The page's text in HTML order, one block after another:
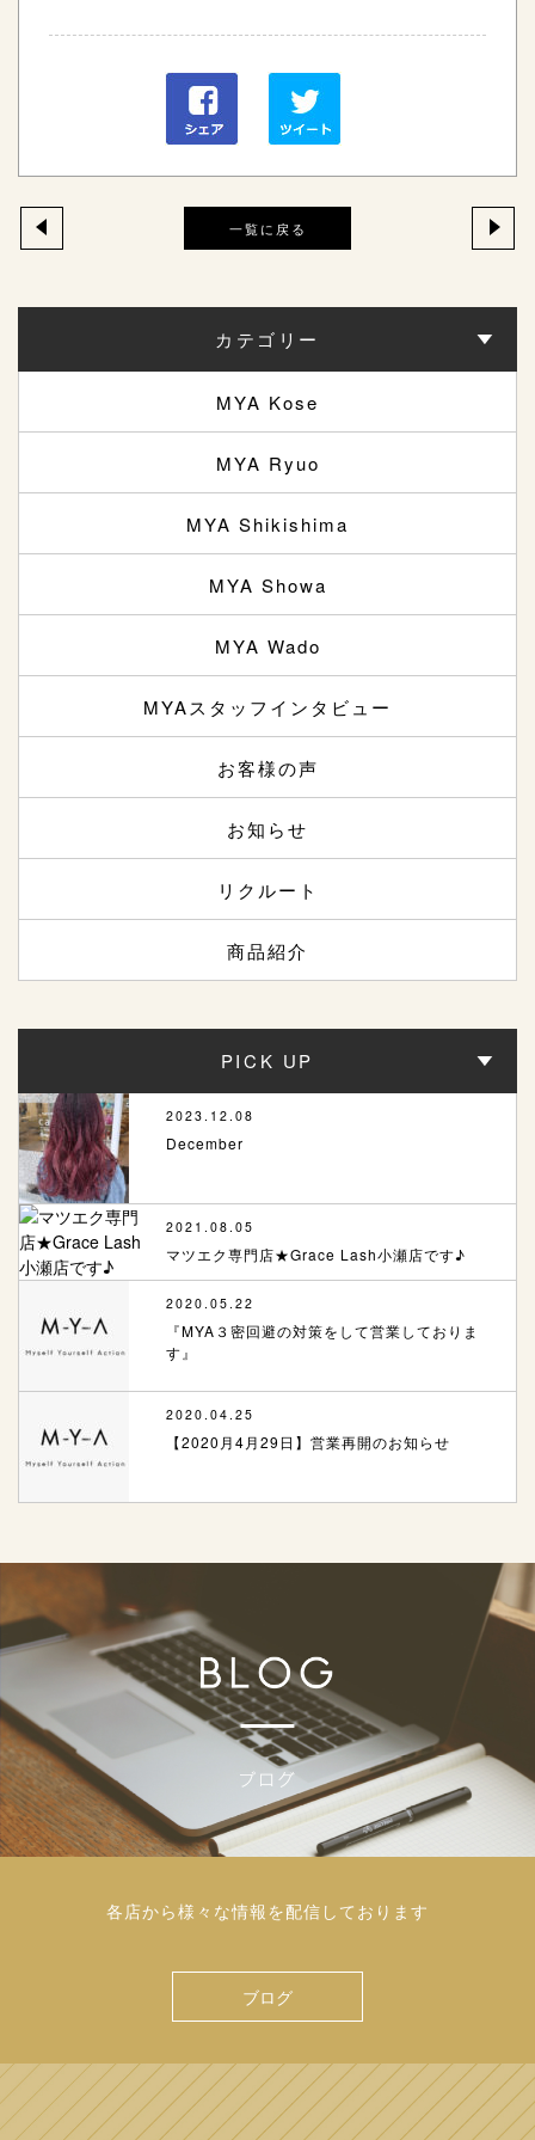
一覧に戻る
カテゴリー
MYA Kose
MYA Ryuo
MYA Shikishima
MYA Showa
MYA Wado
MYAスタッフインタビュー
お客様の声
お知らせ
リクルート
商品紹介
PICK UP
2023.12.08
December
2021.08.05
マツエク専門店★Grace Lash小瀬店です♪
2020.05.22
『MYA３密回避の対策をして営業しておりま
す』
2020.04.25
【2020月4月29日】営業再開のお知らせ
各店から様々な情報を配信しております
ブログ